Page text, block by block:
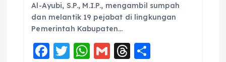
Al-Ayubi, S.P., M.I.P., mengambil sumpah
dan melantik 19 pejabat di lingkungan
Pemerintah Kabupaten…
F
T
W G T